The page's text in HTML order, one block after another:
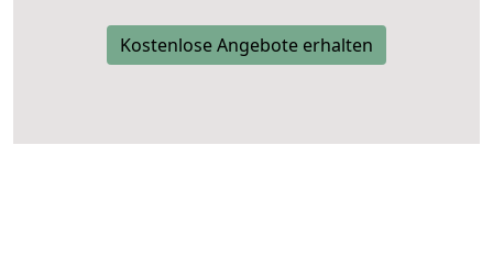
Kostenlose Angebote erhalten